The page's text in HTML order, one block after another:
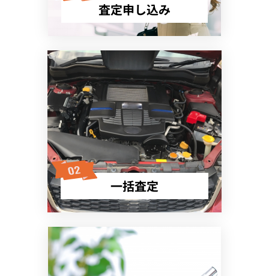
査定申し込み
一括査定